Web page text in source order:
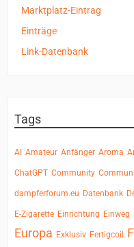
Marktplatz-Eintrag
Einträge
Link-Datenbank
Tags
AI Amateur Anfänger Aroma
ChatGPT Community
dampferforum.eu Datenbank
E-Zigarette Einrichtung Einweg
Europa Exklusiv Fertigcoil